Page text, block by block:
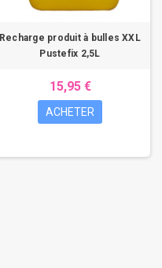
Recharge produit à bulles XXL
Pustefix 2,5L
15,95 €
ACHETER